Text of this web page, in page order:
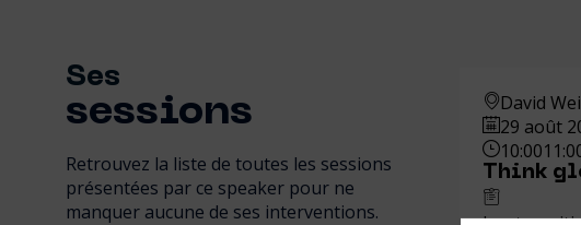
Ses
sessions
Retrouvez la liste de toutes les sessions
présentées par ce speaker pour ne
manquer aucune de ses interventions.
David
29 août
10:00
Think